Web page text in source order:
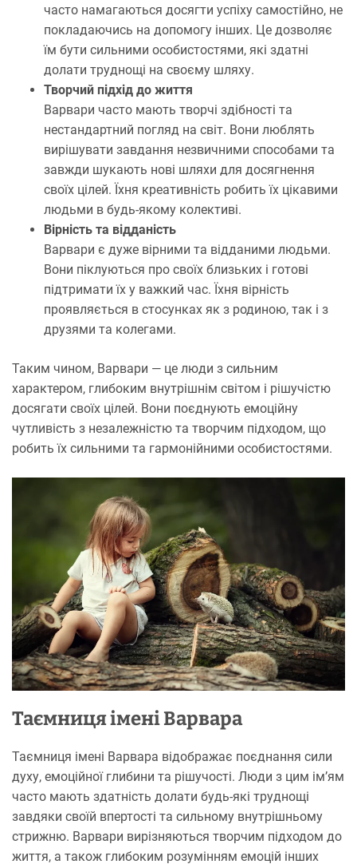
часто намагаються досягти успіху самостійно, не
покладаючись на допомогу інших. Це дозволяє
їм бути сильними особистостями, які здатні
долати труднощі на своєму шляху.
Творчий підхід до життя
Варвари часто мають творчі здібності та
нестандартний погляд на світ. Вони люблять
вирішувати завдання незвичними способами та
завжди шукають нові шляхи для досягнення
своїх цілей. Їхня креативність робить їх цікавими
людьми в будь-якому колективі.
Вірність та відданість
Варвари є дуже вірними та відданими людьми.
Вони піклуються про своїх близьких і готові
підтримати їх у важкий час. Їхня вірність
проявляється в стосунках як з родиною, так і з
друзями та колегами.
Таким чином, Варвари — це люди з сильним
характером, глибоким внутрішнім світом і рішучістю
досягати своїх цілей. Вони поєднують емоційну
чутливість з незалежністю та творчим підходом, що
робить їх сильними та гармонійними особистостями.
Таємниця імені Варвара
Таємниця імені Варвара відображає поєднання сили
духу, емоційної глибини та рішучості. Люди з цим ім’ям
часто мають здатність долати будь-які труднощі
завдяки своїй впертості та сильному внутрішньому
стрижню. Варвари вирізняються творчим підходом до
життя, а також глибоким розумінням емоцій інших